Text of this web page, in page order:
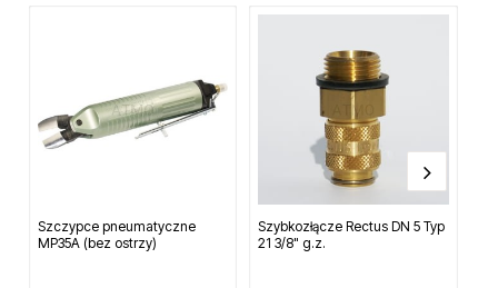
Szczypce pneumatyczne
MP35A (bez ostrzy)
Szybkozłącze Rectus DN 5 Typ
21 3/8" g.z.